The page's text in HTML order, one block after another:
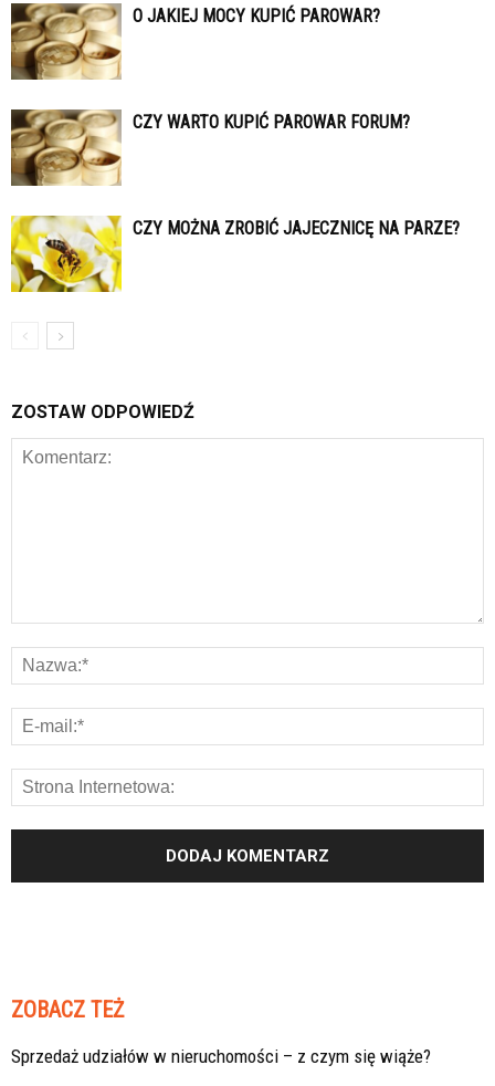
O JAKIEJ MOCY KUPIĆ PAROWAR?
CZY WARTO KUPIĆ PAROWAR FORUM?
CZY MOŻNA ZROBIĆ JAJECZNICĘ NA PARZE?
ZOSTAW ODPOWIEDŹ
ZOBACZ TEŻ
Sprzedaż udziałów w nieruchomości – z czym się wiąże?